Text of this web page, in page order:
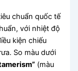
chuẩn quốc tế
với nhiệt độ
kiện chiếu
So màu dưới
(màu